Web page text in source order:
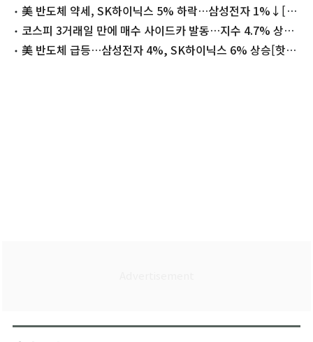
급락(상보)
美 반도체 약세, SK하이닉스 5% 하락…삼성전자 1%↓[핫
종목]
코스피 3거래일 만에 매수 사이드카 발동…지수 4.7% 상승
(상보)
美 반도체 급등…삼성전자 4%, SK하이닉스 6% 상승[핫종